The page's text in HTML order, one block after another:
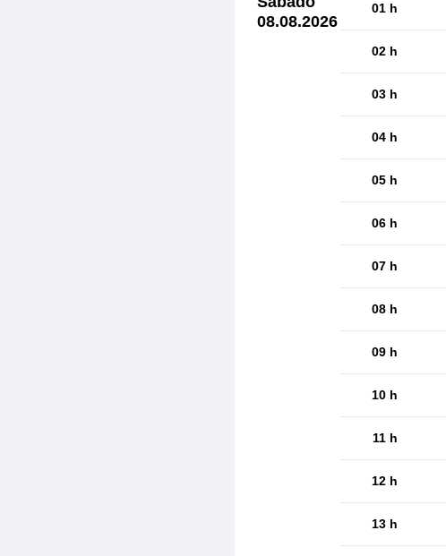
08.08.2026
01 h
02 h
03 h
04 h
05 h
06 h
07 h
08 h
09 h
10 h
11 h
12 h
13 h